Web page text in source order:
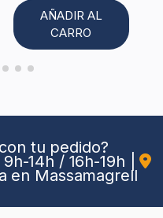
AÑADIR AL
CARRO
tu pedido?
14h / 16h-19h
en Massamagrell